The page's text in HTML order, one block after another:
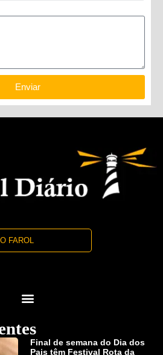
Enviar
FAROL
Final de semana do Dia dos
Pais têm Festival Rota da